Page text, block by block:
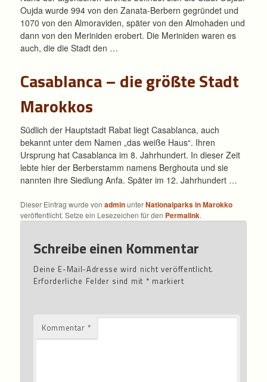
Oujda wurde 994 von den Zanata-Berbern gegründet und
1070 von den Almoraviden, später von den Almohaden und
dann von den Meriniden erobert. Die Meriniden waren es
auch, die die Stadt den …
Casablanca – die größte Stadt
Marokkos
Südlich der Hauptstadt Rabat liegt Casablanca, auch
bekannt unter dem Namen „das weiße Haus“. Ihren
Ursprung hat Casablanca im 8. Jahrhundert. In dieser Zeit
lebte hier der Berberstamm namens Berghouta und sie
nannten ihre Siedlung Anfa. Später im 12. Jahrhundert …
Dieser Eintrag wurde vonadminunterNationalparks in Marokko
veröffentlicht. Setze ein Lesezeichen für den Permalink.
Schreibe einen Kommentar
Deine E-Mail-Adresse wird nicht veröffentlicht.
Erforderliche Felder sind mit * markiert
Kommentar *